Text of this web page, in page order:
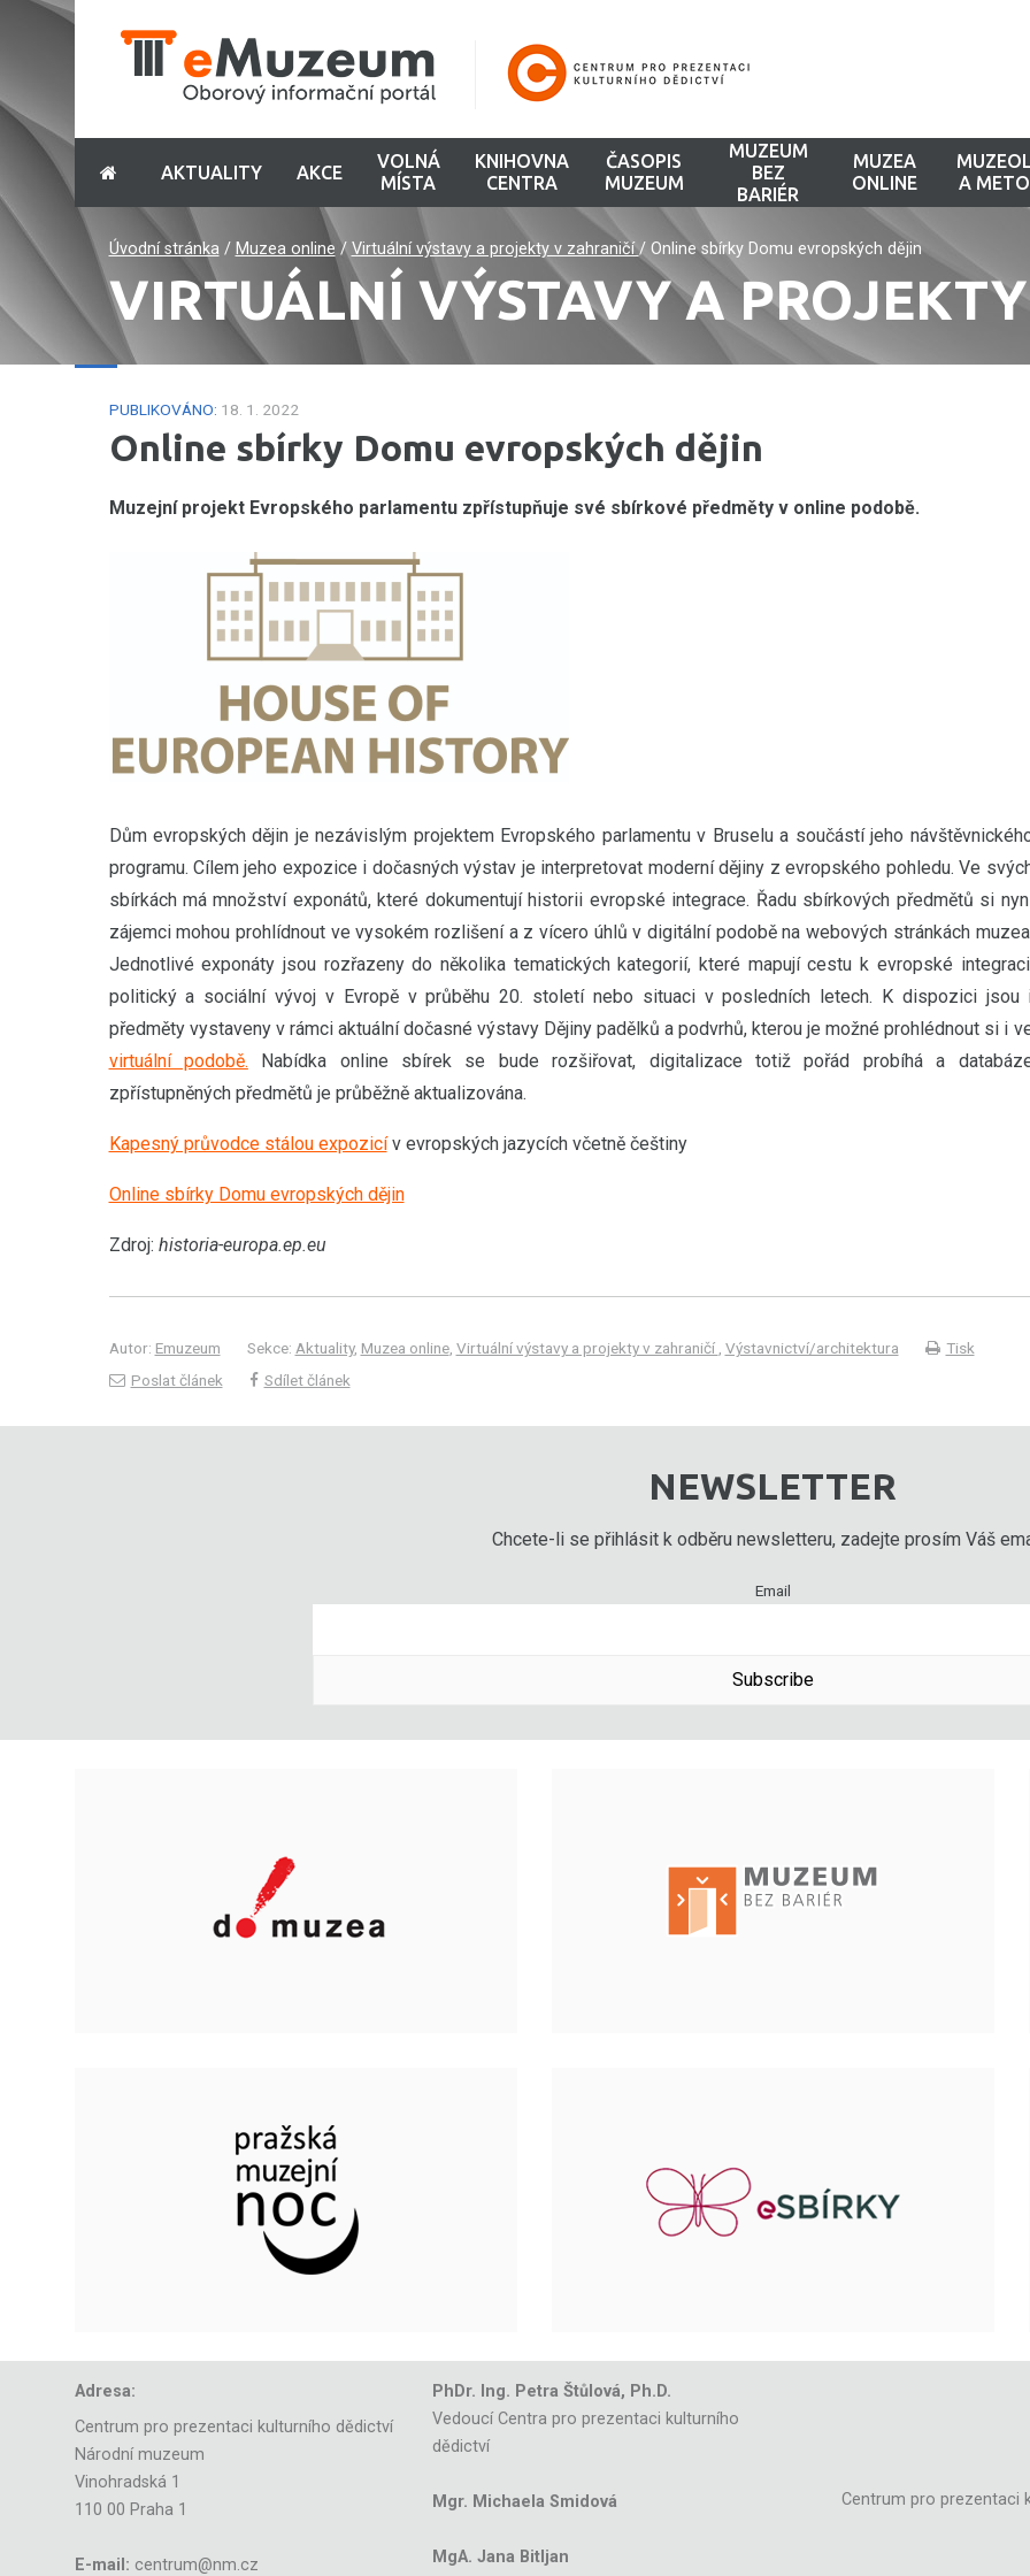
AKTUALITY AKCE
VOLNÁ
MÍSTA
KNIHOVNA
CENTRA
ČASOPIS
MUZEUM
MUZEUM
BEZ
BARIÉR
MUZEA
ONLINE
A
Úvodní stránka/ Muzea online / Virtuální výstavy a projekty v zahraničí/ Online sbírky Domu evropských dějin
VIRTUÁLNÍ VÝSTAVY A
PUBLIKOVÁNO: 18. 1. 2022
Online sbírky Domu evropských dějin
Muzejní projekt Evropského parlamentu zpřístupňuje své sbírkové předměty v online podobě.
Dům evropských dějin je nezávislým projektem Evropského parlamentu v Bruselu a součástí jeho
programu. Cílem jeho expozice i dočasných výstav je interpretovat moderní dějiny z evropského pohledu. Ve
sbírkách má množství exponátů, které dokumentují historii evropské integrace. Řadu sbírkových předmětů si
zájemci mohou prohlídnout ve vysokém rozlišení a z vícero úhlů v digitální podobě na webových stránkách
Jednotlivé exponáty jsou rozřazeny do několika tematických kategorií, které mapují cestu k evropské
politický a sociální vývoj v Evropě v průběhu 20. století nebo situaci v posledních letech. K dispozici jsou
předměty vystaveny v rámci aktuální dočasné výstavy Dějiny padělků a podvrhů, kterou je možné prohlédnout si i
virtuální podobě. Nabídka online sbírek se bude rozšiřovat, digitalizace totiž pořád probíhá a
zpřístupněných předmětů je průběžně aktualizována.
Kapesný průvodce stálou expozicív evropských jazycích včetně češtiny
Online sbírky Domu evropských dějin
Zdroj: historia-europa.ep.eu
Autor: Emuzeum Sekce: Aktuality, Muzea online, Virtuální výstavy a projekty v zahraničí Výstavnictví/architektura
Tisk
Poslat článek
Sdílet článek
NEWSLETTER
Chcete-li se přihlásit k odběru newsletteru, zadejte prosím Váš
Email
Subscribe
Adresa:
Centrum pro prezentaci kulturního dědictví
Národní muzeum
Vinohradská 1
110 00 Praha 1
E-mail: centrum@nm.cz
PhDr. Ing. Petra Štůlová, Ph.D.
Vedoucí Centra pro prezentaci kulturního
dědictví
Mgr. Michaela Smidová
MgA. Jana Bitljan
Centrum pro prezentaci